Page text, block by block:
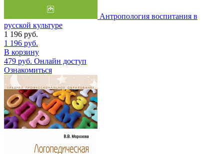
Антропология воспитания в
русской культуре
1 196 руб.
1 196 руб.
В корзину
479 руб. Онлайн доступ
Ознакомиться